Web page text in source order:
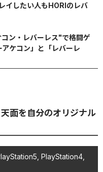
イしたい人もHORIのレバ
ン・レバーレス"で格闘ゲ
ケコン」と「レバーレ
面を自分のオリジナル
PlayStation4,